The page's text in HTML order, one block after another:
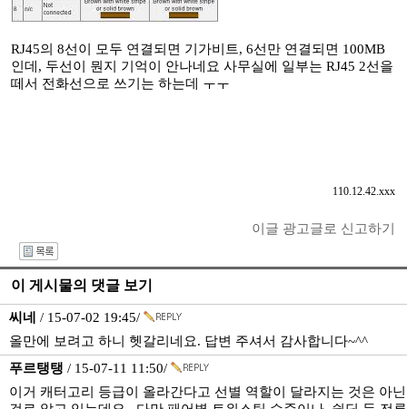
RJ45의 8선이 모두 연결되면 기가비트, 6선만 연결되면 100MB
인데, 두선이 뭔지 기억이 안나네요 사무실에 일부는 RJ45 2선을
떼서 전화선으로 쓰기는 하는데 ㅜㅜ
110.12.42.xxx
이글 광고글로 신고하기
이 게시물의 댓글 보기
씨네
/ 15-07-02 19:45/
올만에 보려고 하니 헷갈리네요. 답변 주셔서 감사합니다~^^
푸르탱탱 / 15-07-11 11:50/
이거 캐터고리 등급이 올라간다고 선별 역할이 달라지는 것은 아닌